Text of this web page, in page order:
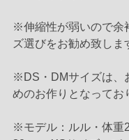
※伸縮性が弱いので余
ズ選びをお勧め致しま
※DS・DMサイズは、
めのお作りとなってお
※モデル：ルル・体重